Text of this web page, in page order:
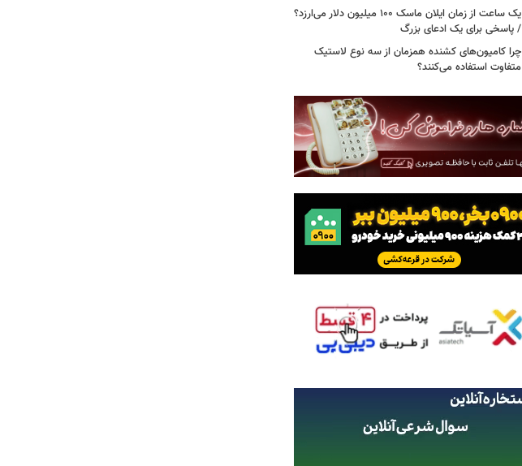
یک ساعت از زمان ایلان ماسک ۱۰۰ میلیون دلار می‌ارزد؟
/ پاسخی برای یک ادعای بزرگ
چرا کامیون‌های کشنده همزمان از سه نوع لاستیک
متفاوت استفاده می‌کنند؟